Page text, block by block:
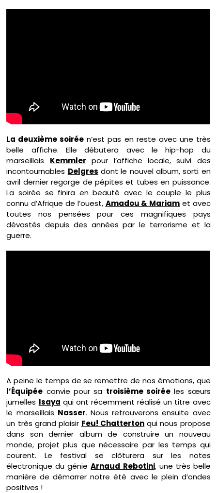
La deuxième soirée n’est pas en reste avec une très
belle affiche. Elle débutera avec le hip-hop du
marseillais Kemmler pour l’affiche locale, suivi des
incontournables Delgres dont le nouvel album, sorti en
avril dernier regorge de pépites et tubes en puissance.
La soirée se finira en beauté avec le couple le plus
connu d’Afrique de l’ouest, Amadou & Mariam et avec
toutes nos pensées pour ces magnifiques pays
dévastés depuis des années par le terrorisme et la
guerre.
A peine le temps de se remettre de nos émotions, que
l’Équipée convie pour sa troisième soiréeles sœurs
jumelles Isaya qui ont récemment réalisé un titre avec
le marseillais Nasser. Nous retrouverons ensuite avec
un très grand plaisir Feu! Chatterton qui nous propose
dans son dernier album de construire un nouveau
monde, projet plus que nécessaire par les temps qui
courent. Le festival se clôturera sur les notes
électronique du génieArnaud Rebotini, une très belle
manière de démarrer notre été avec le plein d’ondes
positives !